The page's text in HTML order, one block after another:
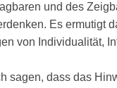
und des
Es ermutigt
von Individualität,
sagen, dass das